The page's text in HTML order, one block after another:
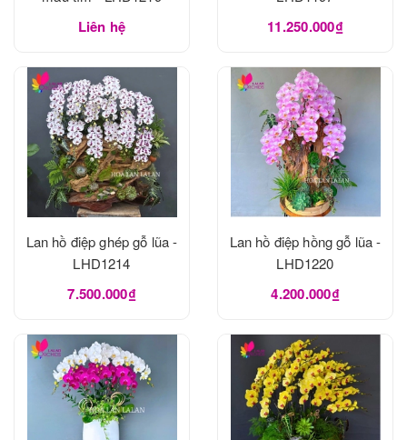
Liên hệ 11.250.000₫
Lan hồ điệp ghép gỗ lũa -
LHD1214
7.500.000₫
Lan hồ điệp hồng gỗ lũa -
LHD1220
4.200.000₫